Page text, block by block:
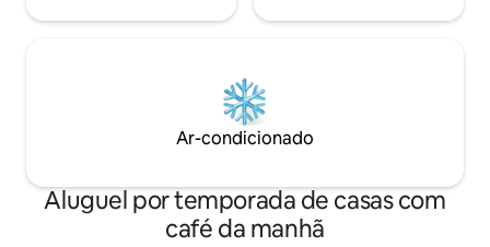
Ar-condicionado
Aluguel por temporada de casas com
café da manhã